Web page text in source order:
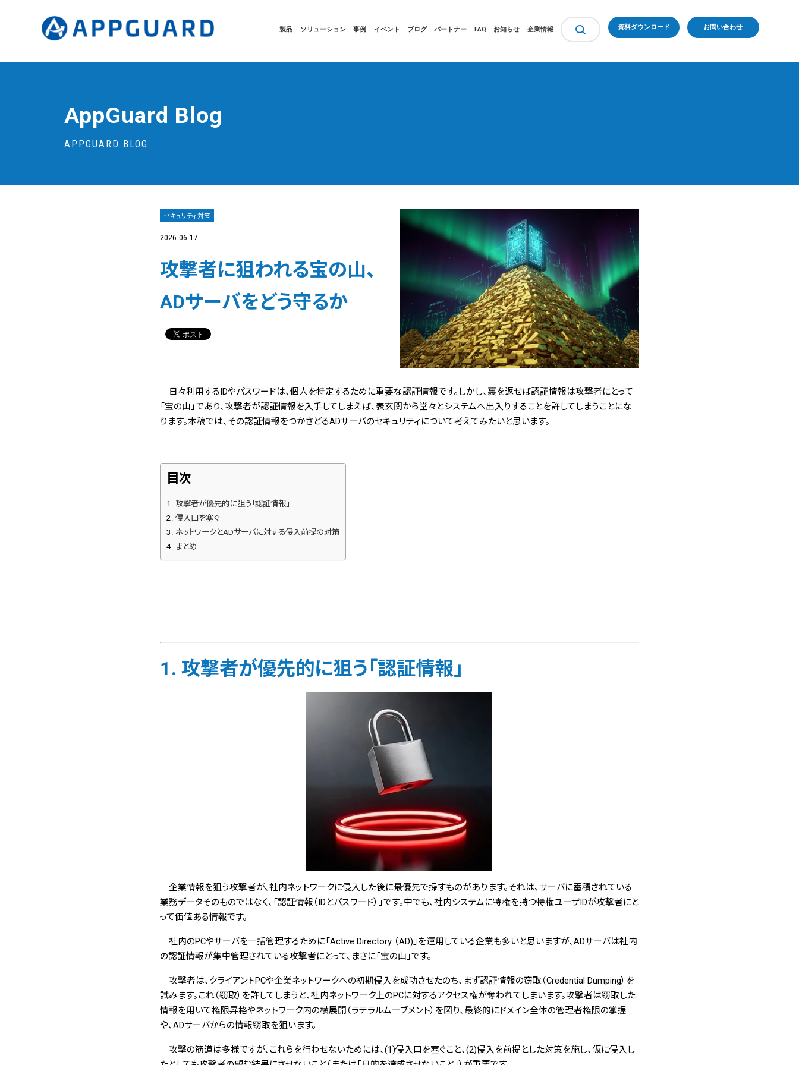
製品 ソリューション 事例 イベント ブログ パートナー FAQ お知らせ 企業情報 資料ダウンロード お問い合わせ
AppGuard Blog
APPGUARD BLOG
セキュリティ対策
2026.06.17
攻撃者に狙われる宝の山、
ADサーバをどう守るか
日々利用するIDやパスワードは、個人を特定するために重要な認証情報です。しかし、裏を返せば認証情報は攻撃者にとって
「宝の山」であり、攻撃者が認証情報を入手してしまえば、表玄関から堂々とシステムへ出入りすることを許してしまうことにな
ります。本稿では、その認証情報をつかさどるADサーバのセキュリティについて考えてみたいと思います。
目次
攻撃者が優先的に狙う「認証情報」
侵入口を塞ぐ
ネットワークとADサーバに対する侵入前提の対策
まとめ
1. 攻撃者が優先的に狙う「認証情報」
企業情報を狙う攻撃者が、社内ネットワークに侵入した後に最優先で探すものがあります。それは、サーバに蓄積されている
業務データそのものではなく、「認証情報（IDとパスワード） 」です。中でも、社内システムに特権を持つ特権ユーザIDが攻撃者にと
って価値ある情報です。
社内のPCやサーバを一括管理するために「Active Directory （AD)」を運用している企業も多いと思いますが、ADサーバは社内
の認証情報が集中管理されている攻撃者にとって、まさに「宝の山」です。
攻撃者は、クライアントPCや企業ネットワークへの初期侵入を成功させたのち、まず認証情報の窃取（Credential Dumping）を
試みます。これ（窃取）を許してしまうと、社内ネットワーク上のPCに対するアクセス権が奪われてしまいます。攻撃者は窃取した
情報を用いて権限昇格やネットワーク内の横展開（ラテラルムーブメント）を図り、最終的にドメイン全体の管理者権限の掌握
や、ADサーバからの情報窃取を狙います。
攻撃の筋道は多様ですが、これらを行わせないためには、(1)侵入口を塞ぐこと、(2)侵入を前提とした対策を施し、仮に侵入し